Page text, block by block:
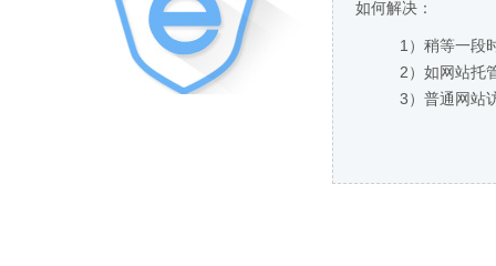
如何解决：
1）稍等一段
2）如网站托
3）普通网站